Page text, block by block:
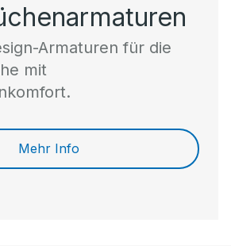
Armaturen für die
mit
Mehr Info